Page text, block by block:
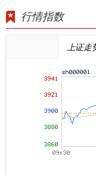
行情指数
上证走